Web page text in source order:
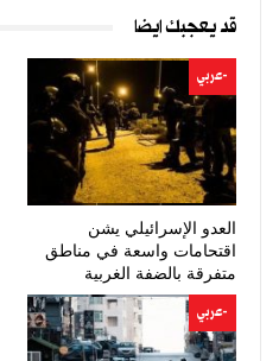
قد يعجبك ايضا
-عربي
العدو الإسرائيلي يشن
اقتحامات واسعة في مناطق
متفرقة بالضفة الغربية
-عربي